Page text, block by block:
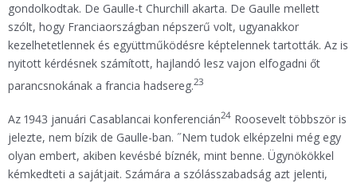
gondolkodtak. De Gaulle-t Churchill akarta. De Gaulle mellett
szólt, hogy Franciaországban népszerű volt, ugyanakkor
kezelhetetlennek és együttműködésre képtelennek tartották. Az is
nyitott kérdésnek számított, hajlandó lesz vajon elfogadni őt
parancsnokának a francia hadsereg.23
Az 1943 januári Casablancai konferencián24 Roosevelt többször is
jelezte, nem bízik de Gaulle-ban. ˝Nem tudok elképzelni még egy
olyan embert, akiben kevésbé bíznék, mint benne. Ügynökökkel
kémkedteti a sajátjait. Számára a szólásszabadság azt jelenti,